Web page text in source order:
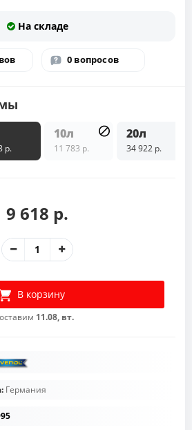
На складе
0 вопросов
р.
10л
11 783 р.
20л
34 922 р.
9 618 р.
В корзину
11.08, вт.
Германия